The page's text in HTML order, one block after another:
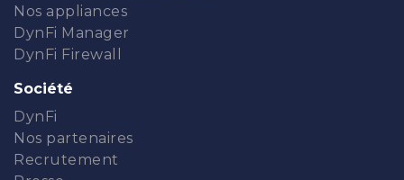
Nos appliances
DynFi Manager
DynFi Firewall
Société
DynFi
Nos partenaires
Recrutement